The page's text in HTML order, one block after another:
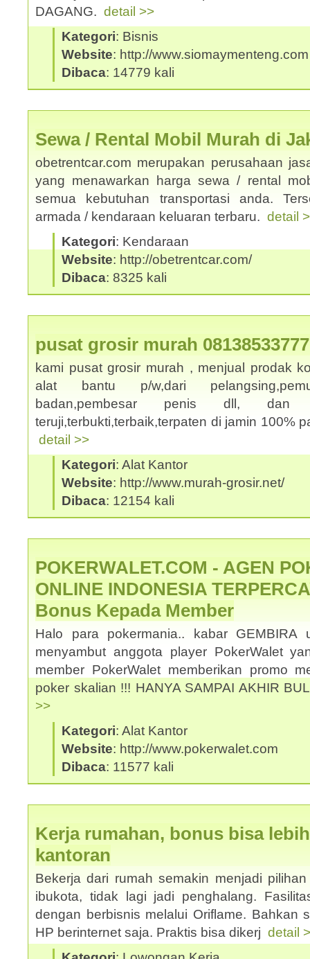
DAGANG. detail >>
Kategori: Bisnis
Website: http://www.siomaymenteng.com
Dibaca: 14779 kali
Sewa / Rental Mobil Murah di
obetrentcar.com merupakan perusahaan
yang menawarkan harga sewa / rental
semua kebutuhan transportasi anda.
armada / kendaraan keluaran terbaru. detail
Kategori: Kendaraan
Website: http://obetrentcar.com/
Dibaca: 8325 kali
pusat grosir murah
kami pusat grosir murah , menjual prodak
alat bantu p/w,dari
badan,pembesar penis dll,
teruji,terbukti,terbaik,terpaten di jamin 100%
detail >>
Kategori: Alat Kantor
Website: http://www.murah-grosir.net/
Dibaca: 12154 kali
POKERWALET.COM - AGEN
ONLINE INDONESIA
Bonus Kepada Member
Halo para pokermania.. kabar GEMBIRA
menyambut anggota player PokerWalet
member PokerWalet memberikan promo
poker skalian !!! HANYA SAMPAI AKHIR
>>
Kategori: Alat Kantor
Website: http://www.pokerwalet.com
Dibaca: 11577 kali
Kerja rumahan, bonus bisa
kantoran
Bekerja dari rumah semakin menjadi
ibukota, tidak lagi jadi penghalang.
dengan berbisnis melalui Oriflame. Bahkan
HP berinternet saja. Praktis bisa dikerj detail